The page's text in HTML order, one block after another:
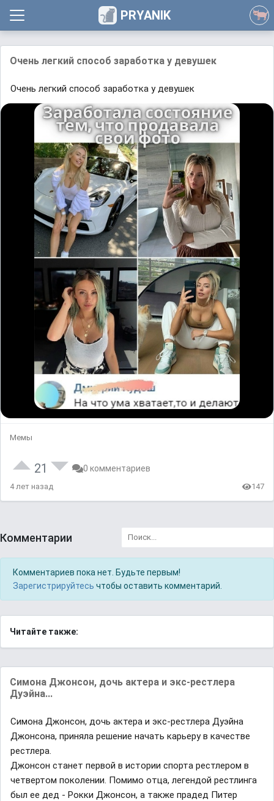
PRYANIK
Очень легкий способ заработка у девушек
Очень легкий способ заработка у девушек
Мемы
21 0 комментариев
4 лет назад 147
Комментарии
Комментариев пока нет. Будьте первым!
Зарегистрируйтесь чтобы оставить комментарий.
Читайте также:
Симона Джонсон, дочь актера и экс-рестлера
Дуэйна...
Симона Джонсон, дочь актера и экс-рестлера Дуэйна
Джонсона, приняла решение начать карьеру в качестве
рестлера.
Джонсон станет первой в истории спорта рестлером в
четвертом поколении. Помимо отца, легендой рестлинга
был ее дед - Рокки Джонсон, а также прадед Питер